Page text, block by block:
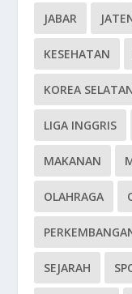
JABAR
KESEHATAN
KOREA
LIGA INGGRIS
MAKANAN
OLAHRAGA
SEJARAH